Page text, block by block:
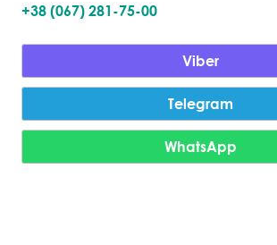
+38 (067) 281-75-00
Viber
Telegram
WhatsApp